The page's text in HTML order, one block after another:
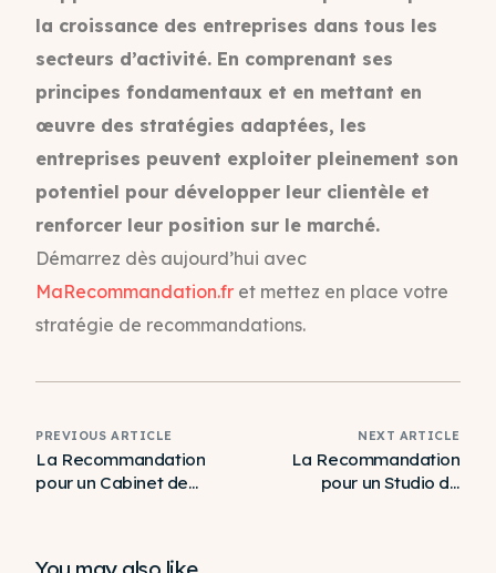
la croissance des entreprises dans tous les
secteurs d’activité. En comprenant ses
principes fondamentaux et en mettant en
œuvre des stratégies adaptées, les
entreprises peuvent exploiter pleinement son
potentiel pour développer leur clientèle et
renforcer leur position sur le marché.
Démarrez dès aujourd’hui avec
MaRecommandation.fr et mettez en place votre
stratégie de recommandations.
PREVIOUS ARTICLE
La Recommandation
pour un Cabinet de
NEXT ARTICLE
La Recommandation
pour un Studio de